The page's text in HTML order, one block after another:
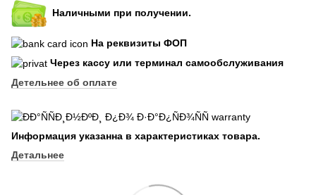
Наличными при получении.
На реквизиты ФОП
Через кассу или терминал самообслуживания
Детельнее об оплате
Информация указанна в характеристиках товара.
Детальнее